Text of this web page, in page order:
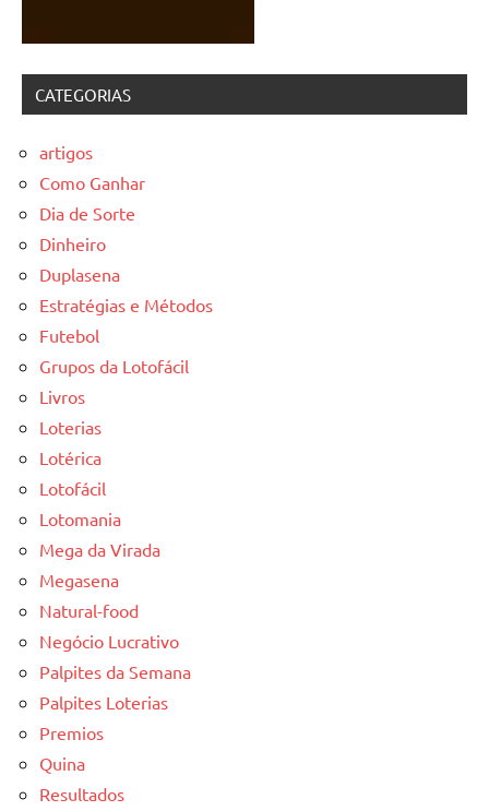
CATEGORIAS
artigos
Como Ganhar
Dia de Sorte
Dinheiro
Duplasena
Estratégias e Métodos
Futebol
Grupos da Lotofácil
Livros
Loterias
Lotérica
Lotofácil
Lotomania
Mega da Virada
Megasena
Natural-food
Negócio Lucrativo
Palpites da Semana
Palpites Loterias
Premios
Quina
Resultados